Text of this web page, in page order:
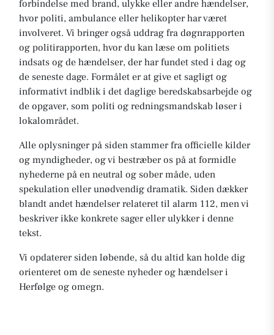
forbindelse med brand, ulykke eller andre hændelser,
hvor politi, ambulance eller helikopter har været
involveret. Vi bringer også uddrag fra døgnrapporten
og politirapporten, hvor du kan læse om politiets
indsats og de hændelser, der har fundet sted i dag og
de seneste dage. Formålet er at give et sagligt og
informativt indblik i det daglige beredskabsarbejde og
de opgaver, som politi og redningsmandskab løser i
lokalområdet.
Alle oplysninger på siden stammer fra officielle kilder
og myndigheder, og vi bestræber os på at formidle
nyhederne på en neutral og sober måde, uden
spekulation eller unødvendig dramatik. Siden dækker
blandt andet hændelser relateret til alarm 112, men vi
beskriver ikke konkrete sager eller ulykker i denne
tekst.
Vi opdaterer siden løbende, så du altid kan holde dig
orienteret om de seneste nyheder og hændelser i
Herfølge og omegn.